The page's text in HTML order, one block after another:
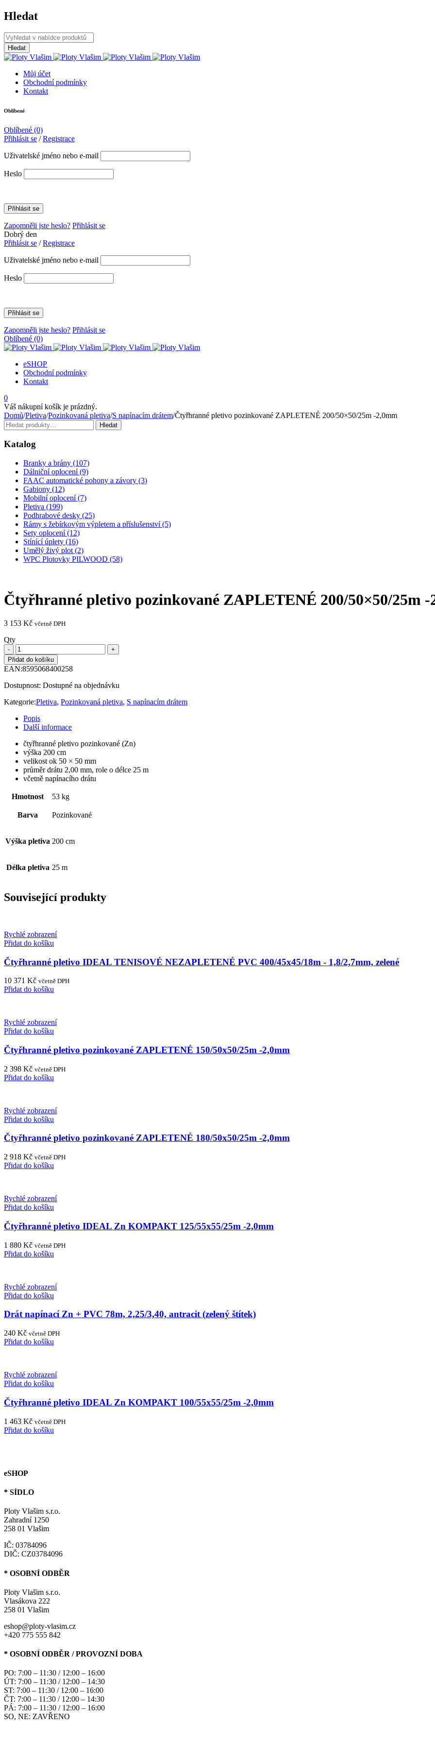
Hledat
Můj účet
Obchodní podmínky
Kontakt
Oblíbené
Oblíbené (0)
Přihlásit se /Registrace
Uživatelské jméno nebo e-mail
Heslo
Zapomněli jste heslo? Přihlásit se
Dobrý den
Přihlásit se /Registrace
Uživatelské jméno nebo e-mail
Heslo
Zapomněli jste heslo? Přihlásit se
Oblíbené (0)
eSHOP
Obchodní podmínky
Kontakt
0
Váš nákupní košík je prázdný.
Domů/Pletiva/Pozinkovaná pletiva/S napínacím drátem/Čtyřhranné pletivo pozinkované ZAPLETENÉ 200/50×50/25m -2,0mm
Hledat:
Hledat
Katalog
Branky a brány (107)
Dálniční oplocení (9)
FAAC automatické pohony a závory (3)
Gabiony (12)
Mobilní oplocení (7)
Pletiva (199)
Podhrabové desky (25)
Rámy s žebírkovým výpletem a příslušenství (5)
Sety oplocení (12)
Stínící úplety (16)
Umělý živý plot (2)
WPC Plotovky PILWOOD (58)
Čtyřhranné pletivo pozinkované ZAPLETENÉ 200/50×50/25m -
3 153 Kč včetně DPH
Qty
Přidat do košíku
EAN:8595068400258
Dostupnost: Dostupné na objednávku
Kategorie:Pletiva, Pozinkovaná pletiva, S napínacím drátem
Popis
Další informace
čtyřhranné pletivo pozinkované (Zn)
výška 200 cm
velikost ok 50 × 50 mm
průměr drátu 2,00 mm, role o délce 25 m
včetně napínacího drátu
Hmotnost 53 kg
Barva Pozinkované
Výška pletiva 200 cm
Délka pletiva 25 m
Související produkty
Rychlé zobrazení
Přidat do košíku
Čtyřhranné pletivo IDEAL TENISOVÉ NEZAPLETENÉ PVC 400/45x45/18m - 1,8/2,7mm, zelené
10 371 Kč včetně DPH
Přidat do košíku
Rychlé zobrazení
Přidat do košíku
Čtyřhranné pletivo pozinkované ZAPLETENÉ 150/50x50/25m -2,0mm
2 398 Kč včetně DPH
Přidat do košíku
Rychlé zobrazení
Přidat do košíku
Čtyřhranné pletivo pozinkované ZAPLETENÉ 180/50x50/25m -2,0mm
2 918 Kč včetně DPH
Přidat do košíku
Rychlé zobrazení
Přidat do košíku
Čtyřhranné pletivo IDEAL Zn KOMPAKT 125/55x55/25m -2,0mm
1 880 Kč včetně DPH
Přidat do košíku
Rychlé zobrazení
Přidat do košíku
Drát napínací Zn + PVC 78m, 2,25/3,40, antracit (zelený štítek)
240 Kč včetně DPH
Přidat do košíku
Rychlé zobrazení
Přidat do košíku
Čtyřhranné pletivo IDEAL Zn KOMPAKT 100/55x55/25m -2,0mm
1 463 Kč včetně DPH
Přidat do košíku
eSHOP
* SÍDLO
Ploty Vlašim s.r.o.
Zahradní 1250
258 01 Vlašim
IČ: 03784096
DIČ: CZ03784096
* OSOBNÍ ODBĚR
Ploty Vlašim s.r.o.
Vlasákova 222
258 01 Vlašim
eshop@ploty-vlasim.cz
+420 775 555 842
* OSOBNÍ ODBĚR / PROVOZNÍ DOBA
PO: 7:00 – 11:30 / 12:00 – 16:00
ÚT: 7:00 – 11:30 / 12:00 – 14:30
ST: 7:00 – 11:30 / 12:00 – 16:00
ČT: 7:00 – 11:30 / 12:00 – 14:30
PÁ: 7:00 – 11:30 / 12:00 – 16:00
SO, NE: ZAVŘENO